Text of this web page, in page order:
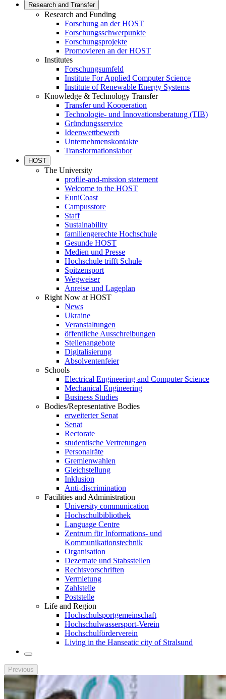
Research and Transfer
Research and Funding
Forschung an der HOST
Forschungsschwerpunkte
Forschungsprojekte
Promovieren an der HOST
Institutes
Forschungsumfeld
Institute For Applied Computer Science
Institute of Renewable Energy Systems
Knowledge & Technology Transfer
Transfer und Kooperation
Technologie- und Innovationsberatung (TIB)
Gründungsservice
Ideenwettbewerb
Unternehmenskontakte
Transformationslabor
HOST
The University
profile-and-mission statement
Welcome to the HOST
EuniCoast
Campusstore
Staff
Sustainability
familiengerechte Hochschule
Gesunde HOST
Medien und Presse
Hochschule trifft Schule
Spitzensport
Wegweiser
Anreise und Lageplan
Right Now at HOST
News
Ukraine
Veranstaltungen
öffentliche Ausschreibungen
Stellenangebote
Digitalisierung
Absolventenfeier
Schools
Electrical Engineering and Computer Science
Mechanical Engineering
Business Studies
Bodies/Representative Bodies
erweiterter Senat
Senat
Rectorate
studentische Vertretungen
Personalräte
Gremienwahlen
Gleichstellung
Inklusion
Anti-discrimination
Facilities and Administration
University communication
Hochschulbibliothek
Language Centre
Zentrum für Informations- und
Kommunikationstechnik
Organisation
Dezernate und Stabsstellen
Rechtsvorschriften
Vermietung
Zahlstelle
Poststelle
Life and Region
Hochschulsportgemeinschaft
Hochschulwassersport-Verein
Hochschulförderverein
Living in the Hanseatic city of Stralsund
Previous